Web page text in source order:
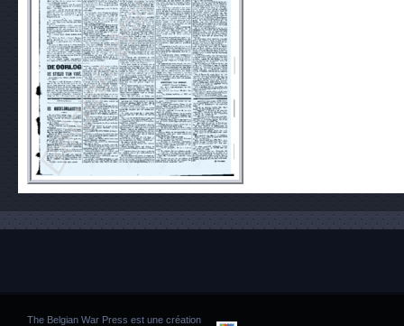
The Belgian War Press est une création